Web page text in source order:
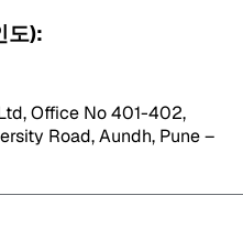
도):
Office No 401-402,
Road, Aundh, Pune –